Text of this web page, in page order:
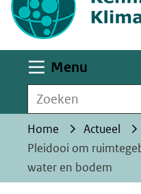
deze
website
worden
toegestaan
geweigerd.
Menu
Zoeken
Home Actueel
Pleidooi om
water en bodem